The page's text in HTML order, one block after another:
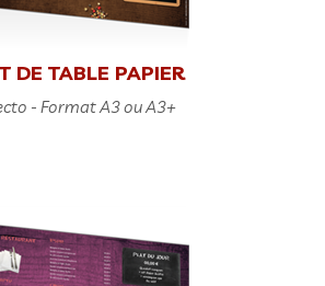
DE TABLE PAPIER
- Format A3 ou A3+